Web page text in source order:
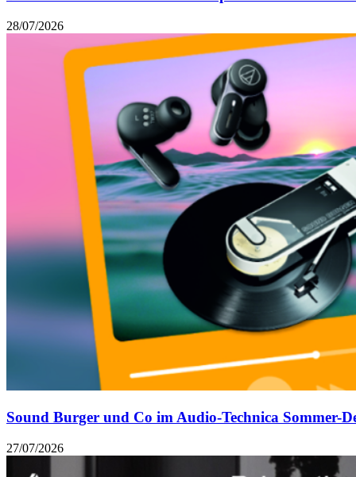
28/07/2026
Sound Burger und Co im Audio-Technica Sommer-
27/07/2026